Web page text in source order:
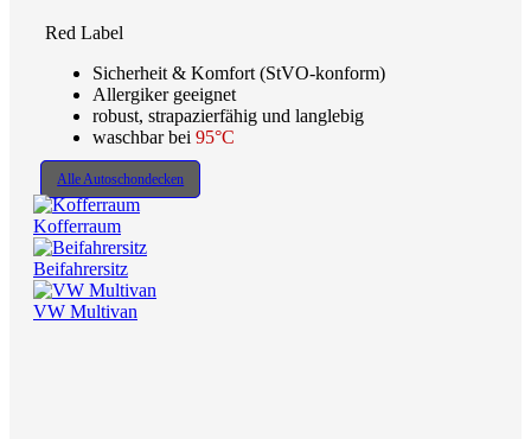
Red Label
Sicherheit & Komfort (StVO-konform)
Allergiker geeignet
robust, strapazierfähig und langlebig
waschbar bei 95°C
Alle Autoschondecken
Kofferraum
Beifahrersitz
VW Multivan